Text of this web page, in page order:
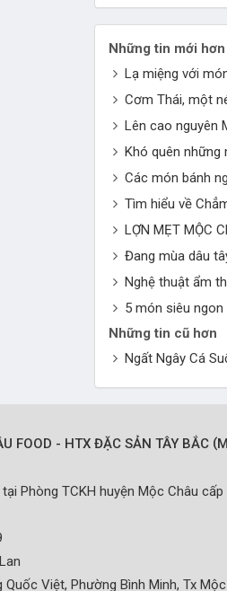
Những tin mới hơn
Lạ miệng với
Cơm Thái, một
Lên cao nguyên
Khó quên những
Các món bánh
Tìm hiểu về
LỢN MẸT MỘC
Đang mùa dâu
Nghệ thuật ẩm
5 món siêu
Những tin cũ hơn
Ngất Ngây Cá
FOOD - HTX ĐẶC SẢN TÂY BẮC (
tại Phòng TCKH huyện Mộc Châu cấp
Việt, Phường Bình Minh, Tx Mộc